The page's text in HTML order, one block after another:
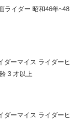
ライダー 昭和46年~48
ダーマイス ライダーヒ
3 才以上
ダーマイス ライダーヒ